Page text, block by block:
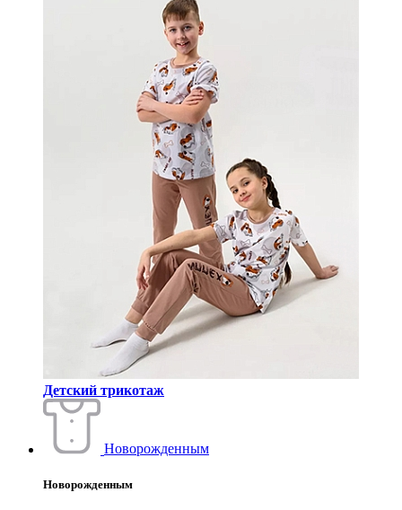
Детский трикотаж
Новорожденным
Новорожденным